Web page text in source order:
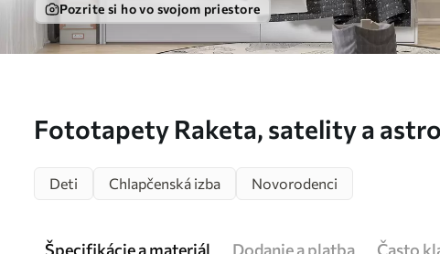
Pozrite si ho vo svojom priestore
Fototapety Raketa, satelity a
Deti Chlapčenská izba Novorodenci
Špecifikácie a materiál Dodanie a platba Často